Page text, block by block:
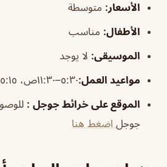
الأسعار: متوسطة
الأطفال: مناسب
الموسيقى: لا يوجد
مواعيد العمل:٥:٣٠–١١:٣٠ص، ٥:١٥–١١:٣٠م
الموقع على خرائط جوجل :
جوجل اضغط هنا